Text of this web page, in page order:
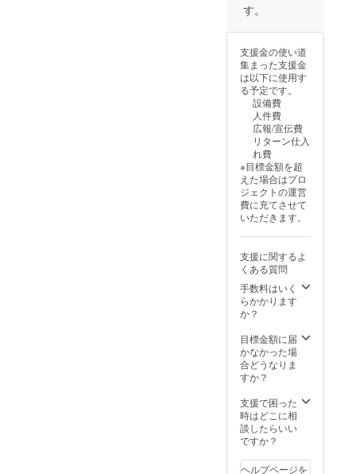
連絡方
細は
メール
で連絡
しま
す。
す。
支援金の使い道
集まった支援金
は以下に使用す
る予定です。
設備費
人件費
広報/宣伝費
リターン仕入
れ費
※目標金額を超
えた場合はプロ
ジェクトの運営
費に充てさせて
いただきます。
支援に関するよ
くある質問
手数料はいく
らかかります
か？
目標金額に届
かなかった場
合どうなりま
すか？
支援で困った
時はどこに相
談したらいい
ですか？
ヘルプページを